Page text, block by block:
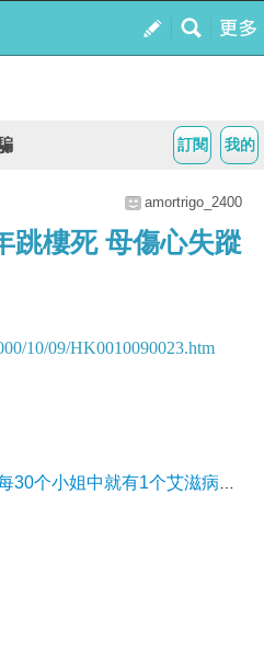
我的
訂閱
amortrigo_2400
跳樓死 母傷心失蹤
10/09/HK0010090023.htm
个小姐中就有1个艾滋病患者